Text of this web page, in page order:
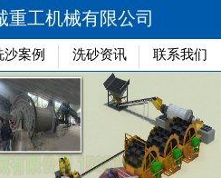
重工机械有限公司
沙案例 洗砂资讯 联系我们